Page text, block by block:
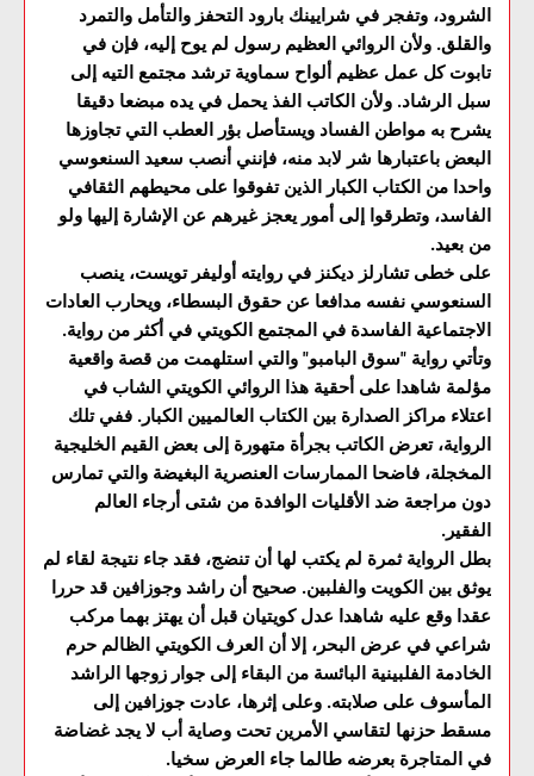
الشرود، وتفجر في شرايينك بارود التحفز والتأمل والتمرد
والقلق. ولأن الروائي العظيم رسول لم يوح إليه، فإن في
تابوت كل عمل عظيم ألواح سماوية ترشد مجتمع التيه إلى
سبل الرشاد. ولأن الكاتب الفذ يحمل في يده مبضعا دقيقا
يشرح به مواطن الفساد ويستأصل بؤر العطب التي تجاوزها
البعض باعتبارها شر لابد منه، فإنني أنصب سعيد السنعوسي
واحدا من الكتاب الكبار الذين تفوقوا على محيطهم الثقافي
الفاسد، وتطرقوا إلى أمور يعجز غيرهم عن الإشارة إليها ولو
من بعيد.
على خطى تشارلز ديكنز في روايته أوليفر تويست، ينصب
السنعوسي نفسه مدافعا عن حقوق البسطاء، ويحارب العادات
الاجتماعية الفاسدة في المجتمع الكويتي في أكثر من رواية.
وتأتي رواية "سوق البامبو" والتي استلهمت من قصة واقعية
مؤلمة شاهدا على أحقية هذا الروائي الكويتي الشاب في
اعتلاء مراكز الصدارة بين الكتاب العالميين الكبار. ففي تلك
الرواية، تعرض الكاتب بجرأة متهورة إلى بعض القيم الخليجية
المخجلة، فاضحا الممارسات العنصرية البغيضة والتي تمارس
دون مراجعة ضد الأقليات الوافدة من شتى أرجاء العالم
الفقير.
بطل الرواية ثمرة لم يكتب لها أن تنضج، فقد جاء نتيجة لقاء لم
يوثق بين الكويت والفلبين. صحيح أن راشد وجوزافين قد حررا
عقدا وقع عليه شاهدا عدل كويتيان قبل أن يهتز بهما مركب
شراعي في عرض البحر، إلا أن العرف الكويتي الظالم حرم
الخادمة الفلبينية البائسة من البقاء إلى جوار زوجها الراشد
المأسوف على صلابته. وعلى إثرها، عادت جوزافين إلى
مسقط حزنها لتقاسي الأمرين تحت وصاية أب لا يجد غضاضة
في المتاجرة بعرضه طالما جاء العرض سخيا.